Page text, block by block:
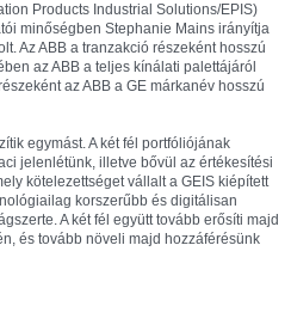
Products Industrial Solutions/EPIS)
minőségben Stephanie Mains irányítja
Az ABB a tranzakció részeként hosszú
az ABB a teljes kínálati palettájáról
az ABB a GE márkanév hosszú
egymást. A két fél portfóliójának
jelenlétünk, illetve bővül az értékesítési
kötelezettséget vállalt a GEIS kiépített
korszerűbb és digitálisan
A két fél együtt tovább erősíti majd
és tovább növeli majd hozzáférésünk